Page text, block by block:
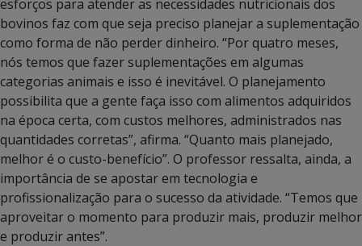
esforços para atender as necessidades nutricionais dos
bovinos faz com que seja preciso planejar a suplementação
como forma de não perder dinheiro. “Por quatro meses,
nós temos que fazer suplementações em algumas
categorias animais e isso é inevitável. O planejamento
possibilita que a gente faça isso com alimentos adquiridos
na época certa, com custos melhores, administrados nas
quantidades corretas”, afirma. “Quanto mais planejado,
melhor é o custo-benefício”. O professor ressalta, ainda, a
importância de se apostar em tecnologia e
profissionalização para o sucesso da atividade. “Temos que
aproveitar o momento para produzir mais, produzir melhor
e produzir antes”.